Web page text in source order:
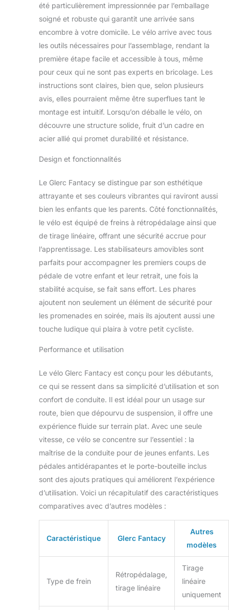
durabilité à toute
épreuve. 【Freinage
main avant et
arrière (système de
double freinage)
assurent une
freinage fiable,
tandis que les
roues stabilisatrices
amovibles aident
les débutants à
Enfants】 La selle
réglable et la
potence de guidon
s'adaptent
croissance de votre
enfant, garantissant
ainsi une position
confortable et du
plaisir à pédaler
années. 【Conseil
de Taille】 Ce vélo
de 12 pouces
33"-37" (83-94
longueur
d'entrejambe de
13"-16" (33-41 cm).
Le vélo pèse 21 lbs
(9,7 kg). Veuillez
taille et la longueur
d'entrejambe de
votre enfant pour
faire votre choix.
assemblé】 Les
composants
pour enfants sont
montage final ne
prend que 20
minutes avec des
outils simples -
été particulièrement impressionnée par l’emballage
soigné et robuste qui garantit une arrivée sans
encombre à votre domicile. Le vélo arrive avec tous
les outils nécessaires pour l’assemblage, rendant la
première étape facile et accessible à tous, même
pour ceux qui ne sont pas experts en bricolage. Les
instructions sont claires, bien que, selon plusieurs
avis, elles pourraient même être superflues tant le
montage est intuitif. Lorsqu’on déballe le vélo, on
découvre une structure solide, fruit d’un cadre en
acier allié qui promet durabilité et résistance.
Design et fonctionnalités
Le Glerc Fantacy se distingue par son esthétique
attrayante et ses couleurs vibrantes qui raviront aussi
bien les enfants que les parents. Côté fonctionnalités,
le vélo est équipé de freins à rétropédalage ainsi que
de tirage linéaire, offrant une sécurité accrue pour
l’apprentissage. Les stabilisateurs amovibles sont
parfaits pour accompagner les premiers coups de
pédale de votre enfant et leur retrait, une fois la
stabilité acquise, se fait sans effort. Les phares
ajoutent non seulement un élément de sécurité pour
les promenades en soirée, mais ils ajoutent aussi une
touche ludique qui plaira à votre petit cycliste.
Performance et utilisation
Le vélo Glerc Fantacy est conçu pour les débutants,
ce qui se ressent dans sa simplicité d’utilisation et son
confort de conduite. Il est idéal pour un usage sur
route, bien que dépourvu de suspension, il offre une
expérience fluide sur terrain plat. Avec une seule
vitesse, ce vélo se concentre sur l’essentiel : la
maîtrise de la conduite pour de jeunes enfants. Les
pédales antidérapantes et le porte-bouteille inclus
sont des ajouts pratiques qui améliorent l’expérience
d’utilisation. Voici un récapitulatif des caractéristiques
comparatives avec d’autres modèles :
Caractéristique Glerc Fantacy
Autres
modèles
Type de frein
Rétropédalage,
tirage linéaire
Tirage
linéaire
uniquement